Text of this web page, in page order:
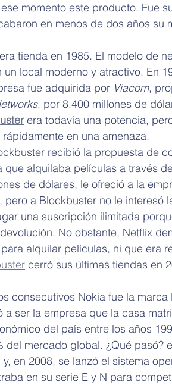
momento este producto. Fue
en menos de dos años su
tienda en 1985. El modelo de
local moderno y atractivo. En
fue adquirida por Viacom,
, por 8.400 millones de
era todavía una potencia,
en una amenaza.
recibió la propuesta de
alquilaba películas a través
de dólares, le ofreció a la
a Blockbuster no le interesó
una suscripción ilimitada
No obstante, Netflix
alquilar películas, ni que era
cerró sus últimas tiendas en
consecutivos Nokia fue la
a ser la empresa que la casa
del país entre los años
del mercado global. ¿Qué pasó?
y, en 2008, se lanzó el sistema
en su serie E y N para